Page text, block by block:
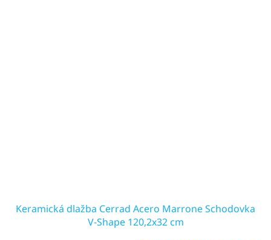
Keramická dlažba Cerrad Acero Marrone Schodovka
V-Shape 120,2x32 cm